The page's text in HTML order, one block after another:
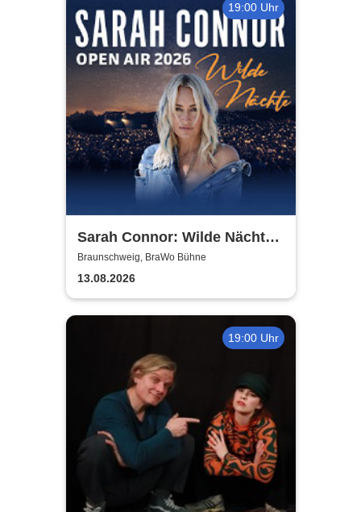
19:00 Uhr
Sarah Connor: Wilde Nächte -
Open Air 2026
Braunschweig, BraWo Bühne
13.08.2026
19:00 Uhr